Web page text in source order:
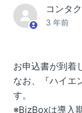
コンタ
3 年前
お申込書が到着
なお、『ハイエ
す。
※BizBoxは導入